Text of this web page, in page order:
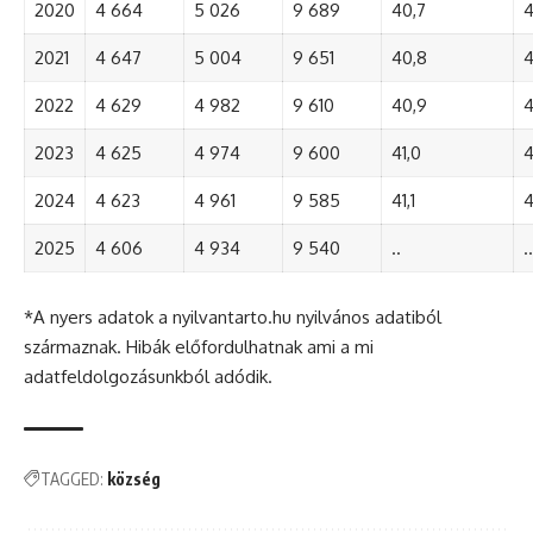
2020 4 664 5 026 9 689 40,7
2021 4 647 5 004 9 651 40,8
2022 4 629 4 982 9 610 40,9
2023 4 625 4 974 9 600 41,0
2024 4 623 4 961 9 585 41,1
2025 4 606 4 934 9 540 .. ..
*A nyers adatok a nyilvantarto.hu nyilvános adatiból
származnak. Hibák előfordulhatnak ami a mi
adatfeldolgozásunkból adódik.
TAGGED: község